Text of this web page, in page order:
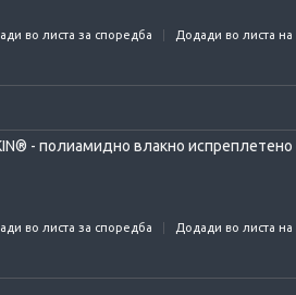
Додади во листа
во листа за споредба
Додади во листа
во листа за споредба
- полиамидно влакно испреплетено